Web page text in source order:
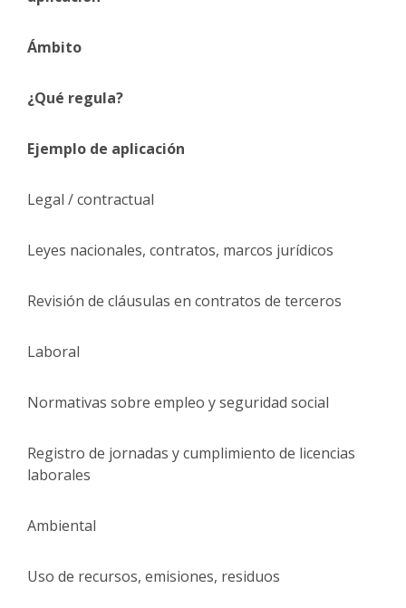
Ámbito
¿Qué regula?
Ejemplo de aplicación
Legal / contractual
Leyes nacionales, contratos, marcos jurídicos
Revisión de cláusulas en contratos de terceros
Laboral
Normativas sobre empleo y seguridad social
Registro de jornadas y cumplimiento de licencias
laborales
Ambiental
Uso de recursos, emisiones, residuos